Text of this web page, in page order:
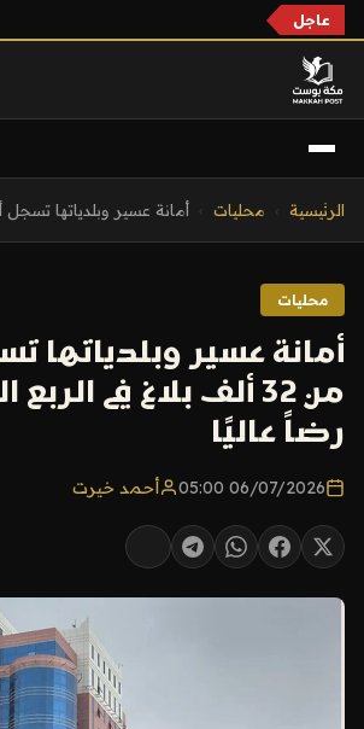
عاجل
الرئيسية محليات أمانة عسير وبلدياتها تسجل
محليات
أمانة عسير وبلدياتها
من 32 ألف بلاغ في
رضاً عاليًا
06/07/2026 05:00 أحمد خيرت